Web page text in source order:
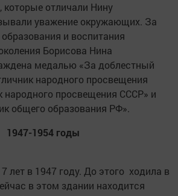
отличали Нину
уважение окружающих. За
и воспитания
Борисова Нина
медалью «За доблестный
народного просвещения
народного просвещения СССР» и
общего образования РФ».
1947-1954 годы
лет в 1947 году. До этого ходила в
в этом здании находится